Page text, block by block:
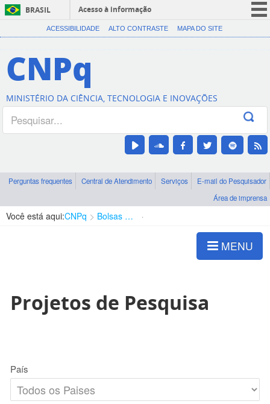
BRASIL
Acesso à informação
CORONAVÍRUS (COVID-19)
Canais
ACESSIBILIDADE ALTO CONTRASTE MAPA DO SITE
CNPq
MINISTÉRIO DA CIÊNCIA, TECNOLOGIA E INOVAÇÕES
Perguntas frequentes Central de Atendimento Serviços
E-mail do Pesquisador
Área de imprensa
Você está aqui:CNPq Bolsas e Auxílios Vigentes
MENU
Projetos de Pesquisa
País